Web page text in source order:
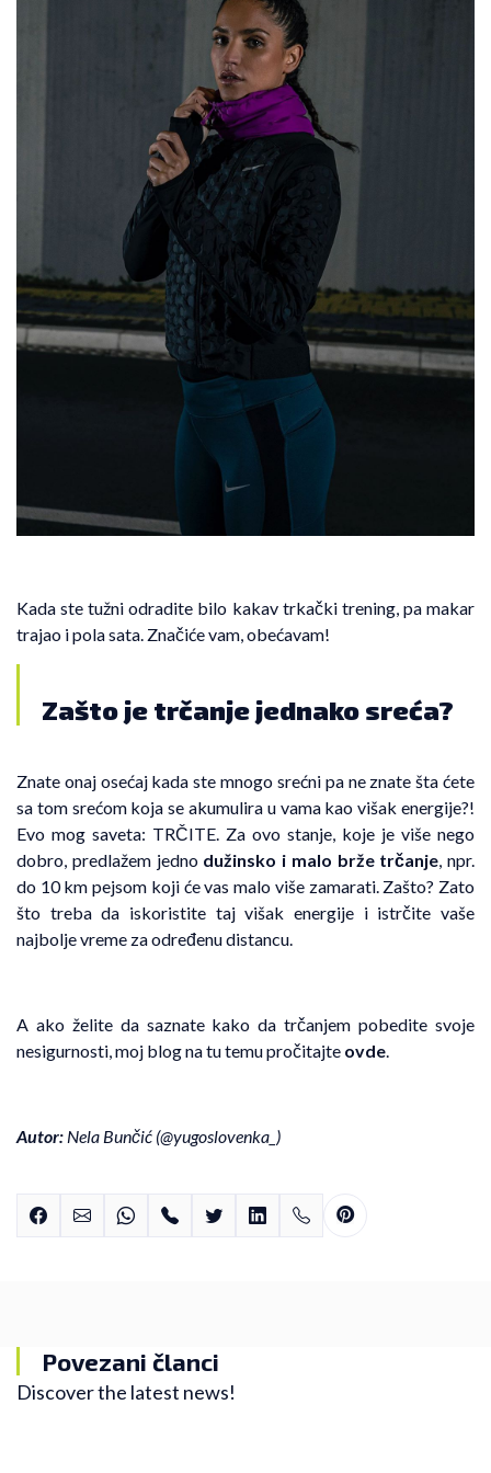
Kada ste tužni odradite bilo kakav trkački trening, pa makar
trajao i pola sata. Značiće vam, obećavam!
Zašto je trčanje jednako sreća?
Znate onaj osećaj kada ste mnogo srećni pa ne znate šta ćete
sa tom srećom koja se akumulira u vama kao višak energije?!
Evo mog saveta: TRČITE. Za ovo stanje, koje je više nego
dobro, predlažem jedno dužinsko i malo brže trčanje, npr.
do 10 km pejsom koji će vas malo više zamarati. Zašto? Zato
što treba da iskoristite taj višak energije i istrčite vaše
najbolje vreme za određenu distancu.
A ako želite da saznate kako da trčanjem pobedite svoje
nesigurnosti, moj blog na tu temu pročitajte ovde.
Autor: Nela Bunčić (@yugoslovenka )
Povezani članci
Discover the latest news!